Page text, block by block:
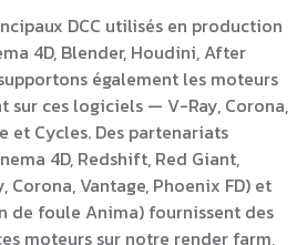
DCC utilisés en production
4D, Blender, Houdini, After
également les moteurs
sur ces logiciels — V-Ray, Corona,
et Cycles. Des partenariats
4D, Redshift, Red Giant,
Corona, Vantage, Phoenix FD) et
de foule Anima) fournissent des
moteurs sur notre render farm,